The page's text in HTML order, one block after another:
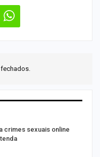
crimes sexuais online